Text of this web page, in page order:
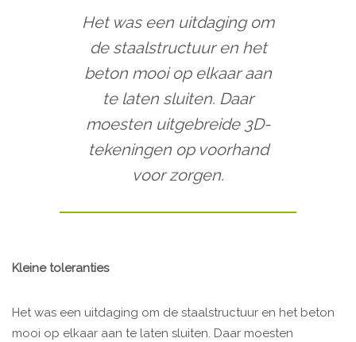
Het was een uitdaging om
de staalstructuur en het
beton mooi op elkaar aan
te laten sluiten. Daar
moesten uitgebreide 3D-
tekeningen op voorhand
voor zorgen.
Kleine toleranties
Het was een uitdaging om de staalstructuur en het beton
mooi op elkaar aan te laten sluiten. Daar moesten